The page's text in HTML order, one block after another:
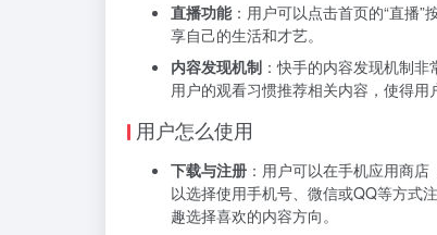
直播功能：用户可以点击首页的“直播
享自己的生活和才艺。
内容发现机制 ：快手的内容发现机制
用户的观看习惯推荐相关内容，使得用
用户怎么使用
下载与注册 ：用户可以在手机应用商
以选择使用手机号、微信或QQ等方式
趣选择喜欢的内容方向。